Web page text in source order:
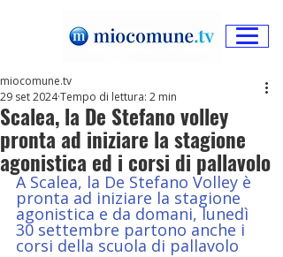
Scalea, la De Stefano volley
pronta ad iniziare la stagione
agonistica ed i corsi di pallavolo
miocomune.tv
29 set 2024Tempo di lettura: 2 min
A Scalea, la De Stefano Volley è
pronta ad iniziare la stagione
agonistica e da domani, lunedì
30 settembre partono anche i
corsi della scuola di pallavolo